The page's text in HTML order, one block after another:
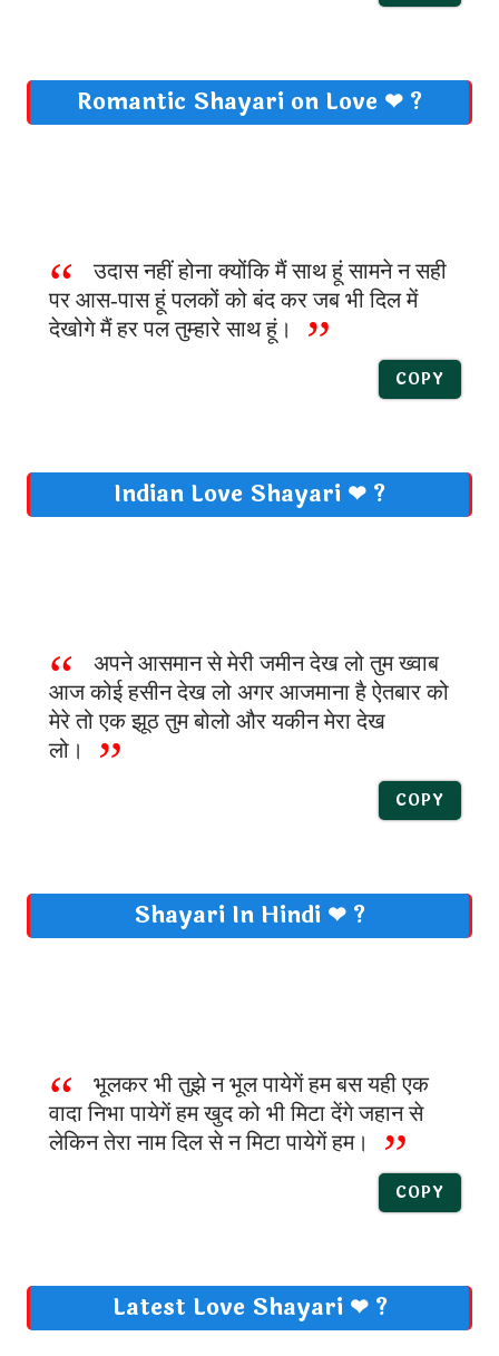
Romantic Shayari on Love ❤ ?
उदास नहीं होना क्योंकि मैं साथ हूं सामने न सही
पर आस-पास हूं पलकों को बंद कर जब भी दिल में
देखोगे मैं हर पल तुम्हारे साथ हूं।
COPY
Indian Love Shayari ❤ ?
अपने आसमान से मेरी जमीन देख लो तुम ख्वाब
आज कोई हसीन देख लो अगर आजमाना है ऐतबार को
मेरे तो एक झूठ तुम बोलो और यकीन मेरा देख
लो।
COPY
Shayari In Hindi ❤ ?
भूलकर भी तुझे न भूल पायेगें हम बस यही एक
वादा निभा पायेगें हम खुद को भी मिटा देंगे जहान से
लेकिन तेरा नाम दिल से न मिटा पायेगें हम।
COPY
Latest Love Shayari ❤ ?